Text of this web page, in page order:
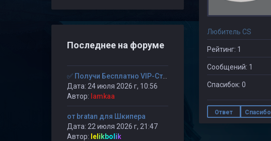
Любитель CS
Рейтинг: 1
Сообщений: 1
Спасибок: 0
Ответ Спасибо
Последнее на форуме
Дата: 24 июля 2026 г, 10:56
Автор: lamkaa
от bratan для Шкипера
Дата: 22 июля 2026 г, 21:47
Автор: lelikbolik